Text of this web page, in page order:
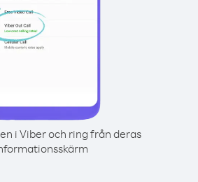
i Viber och ring från deras